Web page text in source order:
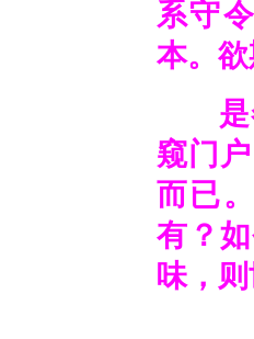
系守
本。
是
窥门
而已
有？
味，